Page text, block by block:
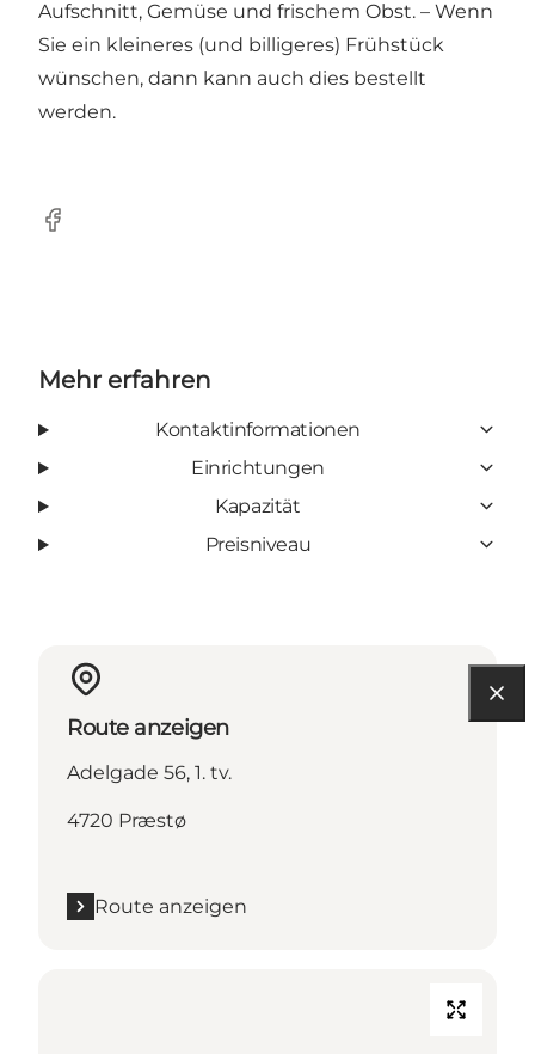
Aufschnitt, Gemüse und frischem Obst. – Wenn
Sie ein kleineres (und billigeres) Frühstück
wünschen, dann kann auch dies bestellt
werden.
Facebook
Mehr erfahren
Kontaktinformationen
Einrichtungen
Kapazität
Preisniveau
Route anzeigen
Adelgade 56, 1. tv.
4720 Præstø
Route anzeigen